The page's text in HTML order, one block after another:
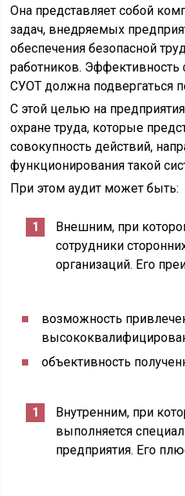
Она представляет собой
задач, внедряемых
обеспечения безопасной
работников.
СУОТ должна подвергаться
С этой целью на
охране труда, которые
совокупность действий,
функционирования такой
При этом аудит может быть:
Внешним, при
сотрудники
организаций. Его
возможность
объективность
Внутренним, при
выполняется
предприятия. Его